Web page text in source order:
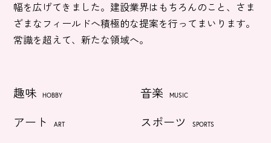
幅を広げてきました。建設業界はもちろんのこと、さま
ざまなフィールドへ積極的な提案を行ってまいります。
常識を超えて、新たな領域へ。
趣味 HOBBY 音楽 MUSIC
アート ART スポーツ SPORTS